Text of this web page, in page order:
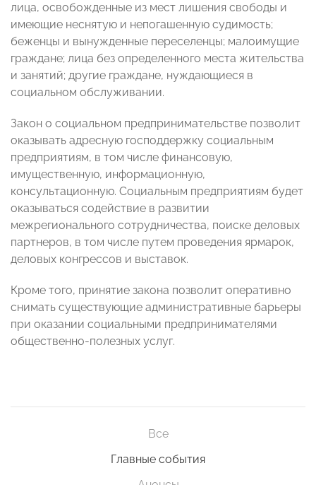
лица, освобожденные из мест лишения свободы и
имеющие неснятую и непогашенную судимость;
беженцы и вынужденные переселенцы; малоимущие
граждане; лица без определенного места жительства
и занятий; другие граждане, нуждающиеся в
социальном обслуживании.
Закон о социальном предпринимательстве позволит
оказывать адресную господдержку социальным
предприятиям, в том числе финансовую,
имущественную, информационную,
консультационную. Социальным предприятиям будет
оказываться содействие в развитии
межрегионального сотрудничества, поиске деловых
партнеров, в том числе путем проведения ярмарок,
деловых конгрессов и выставок.
Кроме того, принятие закона позволит оперативно
снимать существующие административные барьеры
при оказании социальными предпринимателями
общественно-полезных услуг.
Все
Главные события